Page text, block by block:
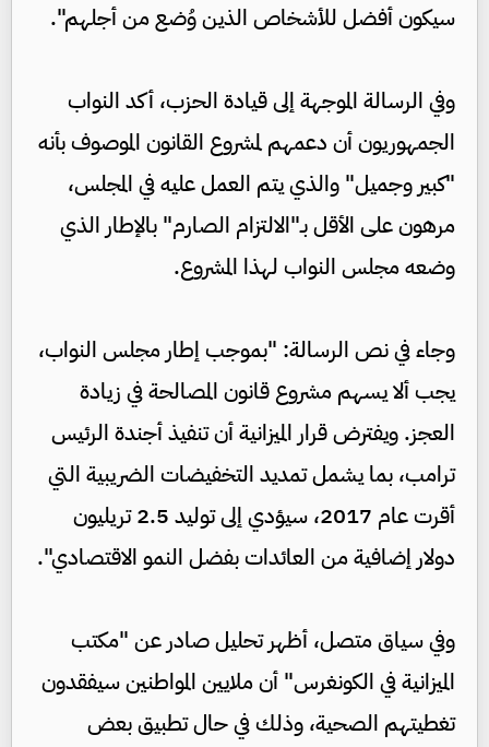
سيكون أفضل للأشخاص الذين وُضع من أجلهم".
وفي الرسالة الموجهة إلى قيادة الحزب، أكد النواب
الجمهوريون أن دعمهم لمشروع القانون الموصوف بأنه
"كبير وجميل" والذي يتم العمل عليه في المجلس،
مرهون على الأقل بـ"الالتزام الصارم" بالإطار الذي
وضعه مجلس النواب لهذا المشروع.
وجاء في نص الرسالة: "بموجب إطار مجلس النواب،
يجب ألا يسهم مشروع قانون المصالحة في زيادة
العجز. ويفترض قرار الميزانية أن تنفيذ أجندة الرئيس
ترامب، بما يشمل تمديد التخفيضات الضريبية التي
أقرت عام 2017، سيؤدي إلى توليد 2.5 تريليون
دولار إضافية من العائدات بفضل النمو الاقتصادي".
وفي سياق متصل، أظهر تحليل صادر عن "مكتب
الميزانية في الكونغرس" أن ملايين المواطنين سيفقدون
تغطيتهم الصحية، وذلك في حال تطبيق بعض